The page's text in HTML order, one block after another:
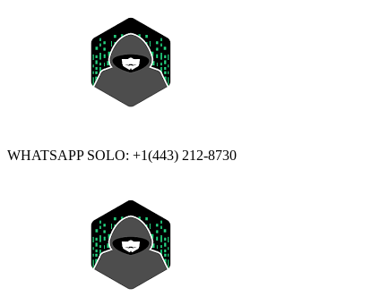
WHATSAPP SOLO: +1(443) 212-8730